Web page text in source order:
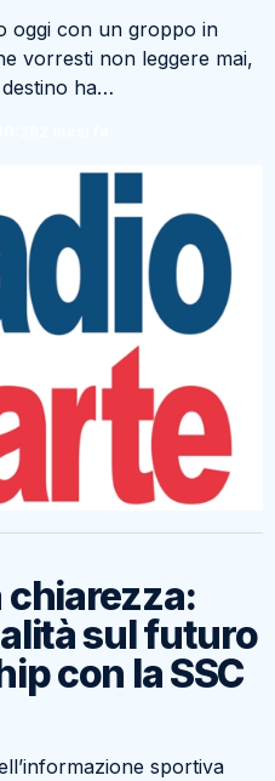
oggi con un groppo in
vorresti non leggere mai,
ha…
chiarezza:
sul futuro
con la SSC
sportiva